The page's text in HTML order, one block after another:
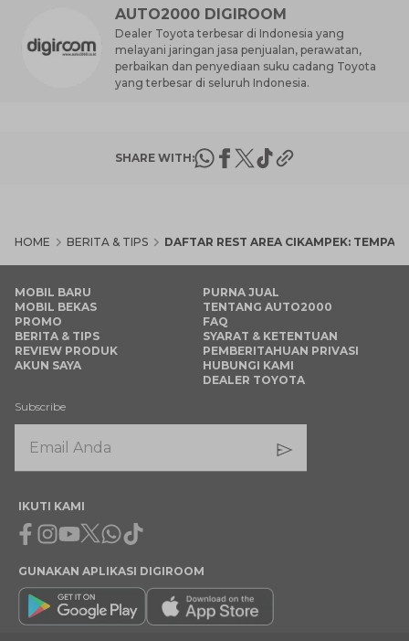
AUTO2000 DIGIROOM
Dealer Toyota terbesar di Indonesia yang
melayani jaringan jasa penjualan, perawatan,
perbaikan dan penyediaan suku cadang Toyota
yang terbesar di seluruh Indonesia.
SHARE WITH:
HOME BERITA & TIPS DAFTAR REST AREA CIKAMPEK:
MOBIL BARU
MOBIL BEKAS
PROMO
BERITA & TIPS
REVIEW PRODUK
AKUN SAYA
PURNA JUAL
TENTANG AUTO2000
FAQ
SYARAT & KETENTUAN
PEMBERITAHUAN PRIVASI
HUBUNGI KAMI
DEALER TOYOTA
Subscribe
IKUTI KAMI
Facebook
Instagram
Youtube
X Whatsapp
Tiktok
GUNAKAN APLIKASI DIGIROOM